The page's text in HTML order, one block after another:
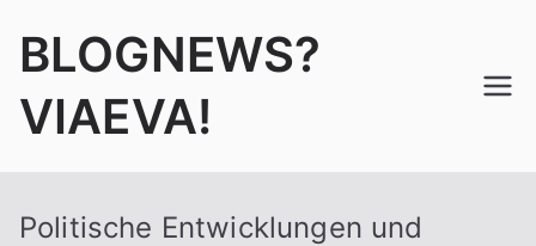
InhaltBLOGNEWS?
VIAEVA!
Politische Entwicklungen und